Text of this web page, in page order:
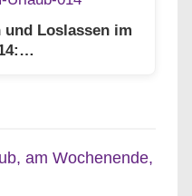
und Loslassen im
am Wochenende,